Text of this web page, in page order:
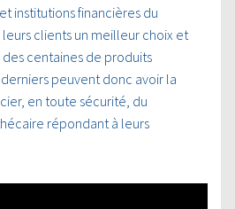
institutions financières du
leurs clients un meilleur choix et
centaines de produits
peuvent donc avoir la
en toute sécurité, du
répondant à leurs